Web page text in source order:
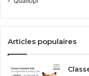
Articles populaires